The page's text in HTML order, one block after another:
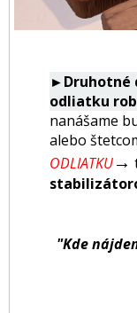
►Druhotné
odliatku
nanášame
alebo
ODLIATKU→
"Kde